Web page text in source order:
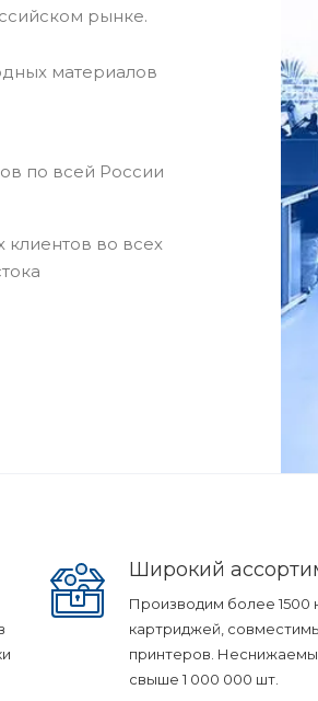
рынке.
материалов
по всей России
во всех
Широкий
Производим более 1500
картриджей,
принтеров.
свыше 1 000 000 шт.